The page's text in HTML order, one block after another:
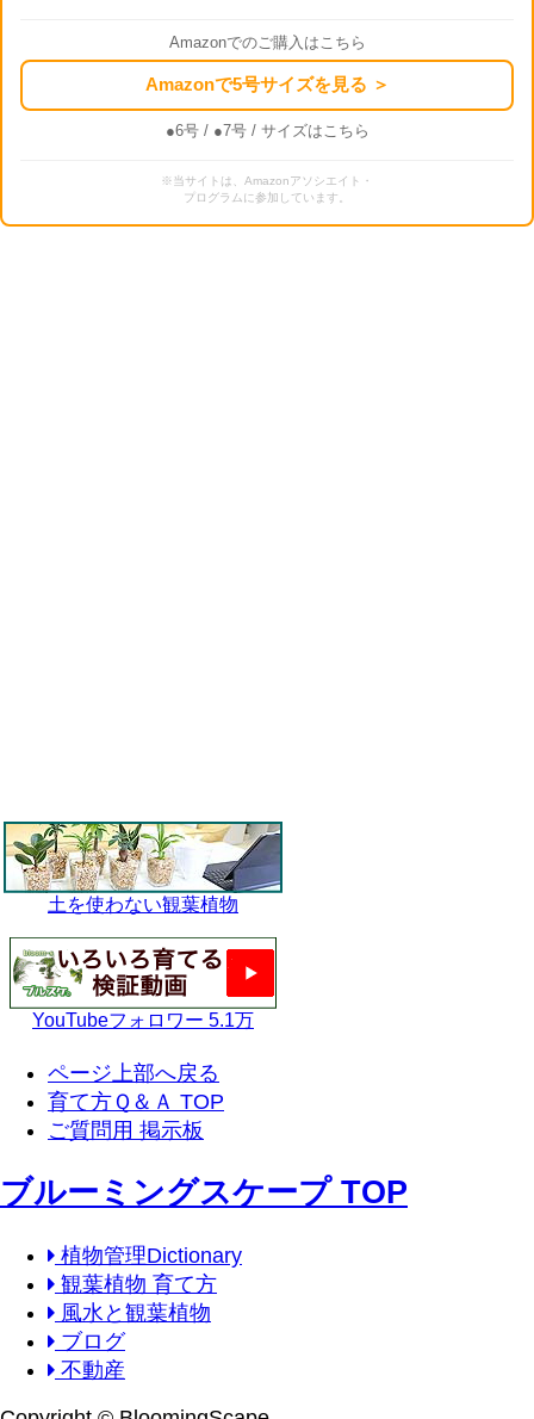
Amazonでのご購入はこちら
Amazonで5号サイズを見る ＞
●6号/ ●7号/ サイズはこちら
※当サイトは、Amazonアソシエイト・
プログラムに参加しています。
土を使わない観葉植物
YouTubeフォロワー 5.1万
ページ上部へ戻る
育て方Ｑ＆Ａ TOP
ご質問用 掲示板
ブルーミングスケープ TOP
植物管理Dictionary
観葉植物 育て方
風水と観葉植物
ブログ
不動産